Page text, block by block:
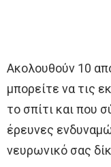
Ακολουθούν 10
μπορείτε να τις
το σπίτι και που
έρευνες
νευρωνικό σας